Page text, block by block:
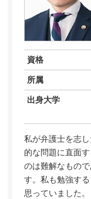
資格
所属
出身大学
私が弁護士を志
的な問題に直面
のは難解なもの
す。私も勉強す
思っていました